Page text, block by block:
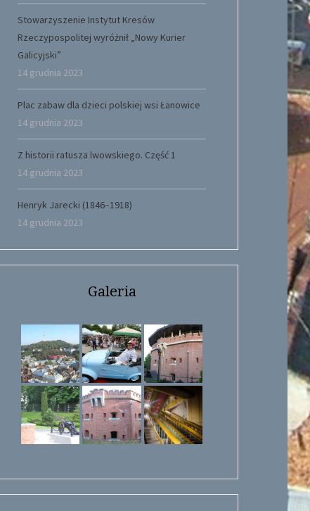
Stowarzyszenie Instytut Kresów
Rzeczypospolitej wyróżnił „Nowy Kurier
Galicyjski”
14 grudnia 2023
Plac zabaw dla dzieci polskiej wsi Łanowice
14 grudnia 2023
Z historii ratusza lwowskiego. Część 1
14 grudnia 2023
Henryk Jarecki (1846–1918)
14 grudnia 2023
Galeria